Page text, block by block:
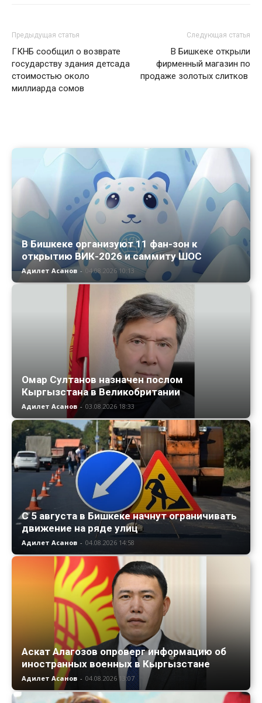
Предыдущая статья
ГКНБ сообщил о возврате
государству здания детсада
стоимостью около
миллиарда сомов
Следующая статья
В Бишкеке открыли
фирменный магазин по
продаже золотых слитков
В Бишкеке организуют 11 фан-зон к
открытию ВИК-2026 и саммиту ШОС
Адилет Асанов - 04.08.2026 10:13
Омар Султанов назначен послом
Кыргызстана в Великобритании
Адилет Асанов - 03.08.2026 18:33
С 5 августа в Бишкеке начнут ограничивать
движение на ряде улиц
Адилет Асанов - 04.08.2026 14:58
Аскат Алагозов опроверг информацию об
иностранных военных в Кыргызстане
Адилет Асанов - 04.08.2026 13:07